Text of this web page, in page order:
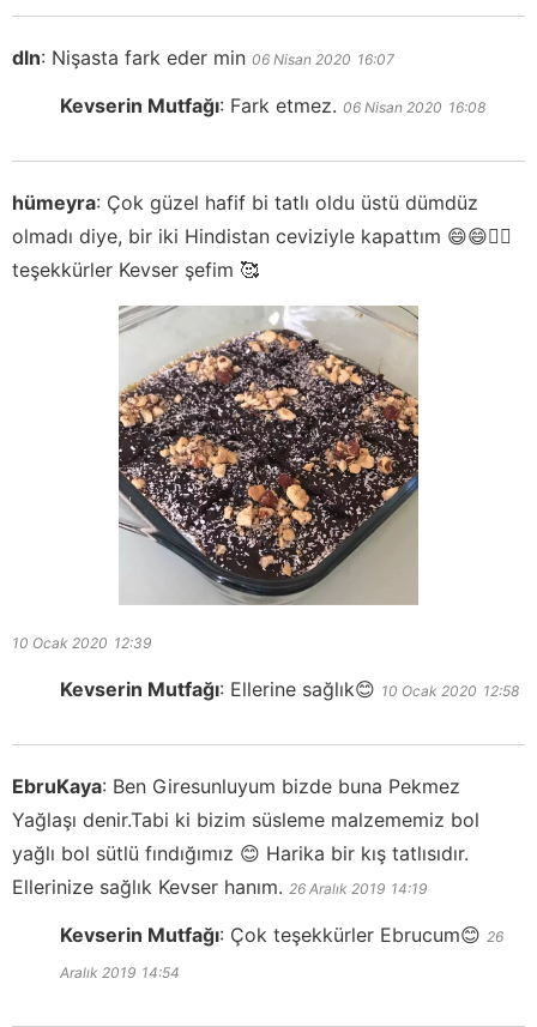
dln: Nişasta fark eder min 06 Nisan 2020 16:07
Kevserin Mutfağı: Fark etmez. 06 Nisan 2020 16:08
hümeyra: Çok güzel hafif bi tatlı oldu üstü dümdüz
olmadı diye, bir iki Hindistan ceviziyle kapattım 😄😄👍🏼
teşekkürler Kevser şefim 🥰
10 Ocak 2020 12:39
Kevserin Mutfağı: Ellerine sağlık😊 10 Ocak 2020 12:58
EbruKaya: Ben Giresunluyum bizde buna Pekmez
Yağlaşı denir.Tabi ki bizim süsleme malzememiz bol
yağlı bol sütlü fındığımız 😊 Harika bir kış tatlısıdır.
Ellerinize sağlık Kevser hanım. 26 Aralık 2019 14:19
Kevserin Mutfağı: Çok teşekkürler Ebrucum😊 26
Aralık 2019 14:54